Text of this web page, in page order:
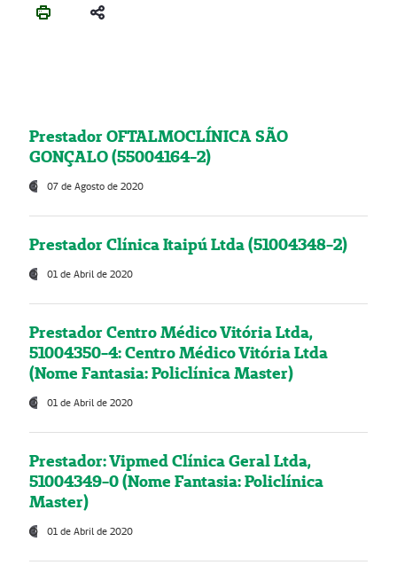
Prestador OFTALMOCLÍNICA SÃO
GONÇALO (55004164-2)
07 de Agosto de 2020
Prestador Clínica Itaipú Ltda (51004348-2)
01 de Abril de 2020
Prestador Centro Médico Vitória Ltda,
51004350-4: Centro Médico Vitória Ltda
(Nome Fantasia: Policlínica Master)
01 de Abril de 2020
Prestador: Vipmed Clínica Geral Ltda,
51004349-0 (Nome Fantasia: Policlínica
Master)
01 de Abril de 2020